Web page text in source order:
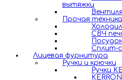
вытяжки
Прочая техника
СВЧ
Сплит-
Лицевая фурнитура
Ручки и крючки
Ручки